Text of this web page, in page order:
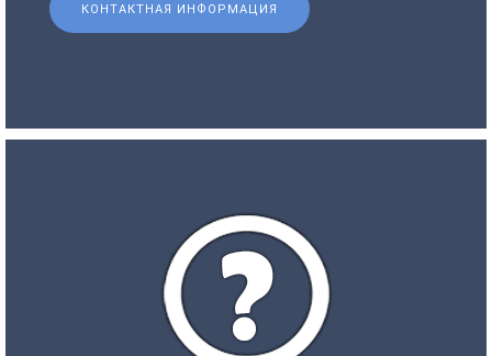
КОНТАКТНАЯ ИНФОРМАЦИЯ